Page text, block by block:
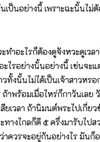
ป็นอย่างนี้ เพราะฉะนั้นไม่
ะไรก็ต้องดูจังหวะดูเวลา
ไรอย่างนั้นอย่างนี้ เช่นจะ
วทั้งนั้นไม่ได้เป็นเจ้าสาวหร
ถ้าพร้อมเมื่อไหร่ก็กาวันเลย
เวลา ถ้านิมนต์พระไปเกี่ยว
ทางไกลก็ตี ๕ ครึ่งมารับไป
าควรจะอยู่กันอย่างไร มันก็